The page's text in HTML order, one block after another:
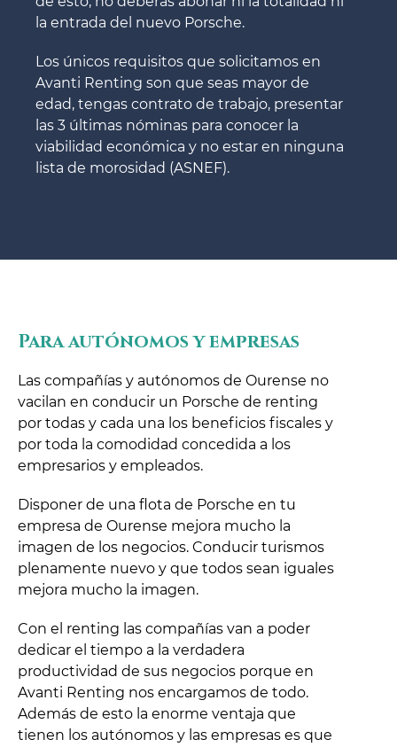
la entrada del nuevo Porsche.
Los únicos requisitos que solicitamos en
Avanti Renting son que seas mayor de
edad, tengas contrato de trabajo, presentar
las 3 últimas nóminas para conocer la
viabilidad económica y no estar en ninguna
lista de morosidad (ASNEF).
Para autónomos y empresas
Las compañías y autónomos de Ourense no
vacilan en conducir un Porsche de renting
por todas y cada una los beneficios fiscales y
por toda la comodidad concedida a los
empresarios y empleados.
Disponer de una flota de Porsche en tu
empresa de Ourense mejora mucho la
imagen de los negocios. Conducir turismos
plenamente nuevo y que todos sean iguales
mejora mucho la imagen.
Con el renting las compañías van a poder
dedicar el tiempo a la verdadera
productividad de sus negocios porque en
Avanti Renting nos encargamos de todo.
Además de esto la enorme ventaja que
tienen los autónomos y las empresas es que